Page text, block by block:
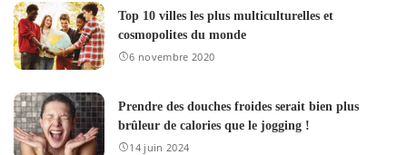
Top 10 villes les plus multiculturelles et
cosmopolites du monde
6 novembre 2020
Prendre des douches froides serait bien plus
brûleur de calories que le jogging !
14 juin 2024